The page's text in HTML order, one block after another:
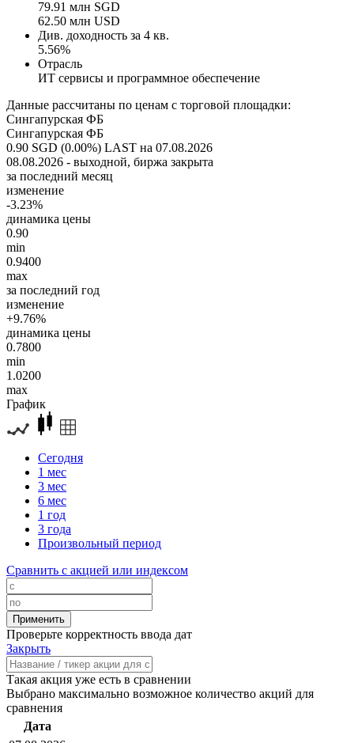
79.91 млн SGD
62.50 млн USD
Див. доходность за 4 кв.
5.56%
Отрасль
ИТ сервисы и программное обеспечение
Данные рассчитаны по ценам с торговой площадки:
Сингапурская ФБ
Сингапурская ФБ
0.90 SGD (0.00%) LAST на 07.08.2026
08.08.2026 - выходной, биржа закрыта
за последний месяц
изменение
-3.23%
динамика цены
0.90
min
0.9400
max
за последний год
изменение
+9.76%
динамика цены
0.7800
min
1.0200
max
График
Сегодня
1 мес
3 мес
6 мес
1 год
3 года
Произвольный период
Сравнить с акцией или индексом
Проверьте корректность ввода дат
Закрыть
Такая акция уже есть в сравнении
Выбрано максимально возможное количество акций для
сравнения
Дата